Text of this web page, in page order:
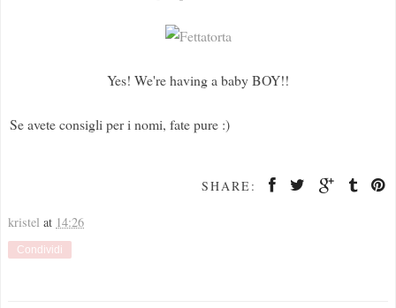
Yes! We're having a baby BOY!!
Se avete consigli per i nomi, fate pure :)
SHARE:
kristel at 14:26
Condividi